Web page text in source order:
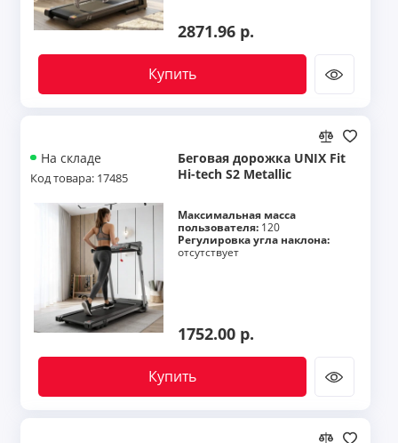
2871.96 р.
Купить
На складе
Код товара: 17485
Беговая дорожка UNIX Fit
Hi-tech S2 Metallic
Максимальная масса
пользователя: 120
Регулировка угла наклона:
отсутствует
1752.00 р.
Купить